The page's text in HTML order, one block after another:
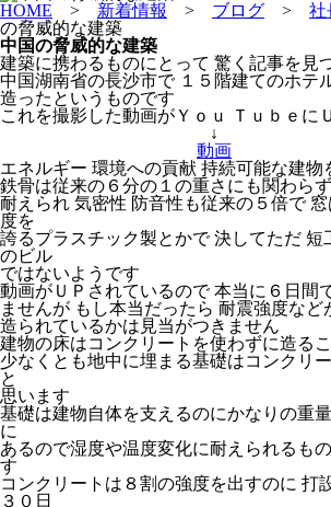
HOME > 新着情報 > ブログ > 社
の脅威的な建築
中国の脅威的な建築
建築に携わるものにとって 驚く記事を見
中国湖南省の長沙市で １５階建てのホテ
造ったというものです
これを撮影した動画がＹｏｕ Ｔｕｂｅに
↓
動画
エネルギー 環境への貢献 持続可能な建物
鉄骨は従来の６分の１の重さにも関わら
耐えられ 気密性 防音性も従来の５倍で
度を
誇るプラスチック製とかで 決してただ 短
のビル
ではないようです
動画がＵＰされているので 本当に６日間
ませんが もし本当だったら 耐震強度な
造られているかは見当がつきません
建物の床はコンクリートを使わずに造る
少なくとも地中に埋まる基礎はコンクリ
と
思います
基礎は建物自体を支えるのにかなりの重
に
あるので湿度や温度変化に耐えられるも
す
コンクリートは８割の強度を出すのに 打
３０日